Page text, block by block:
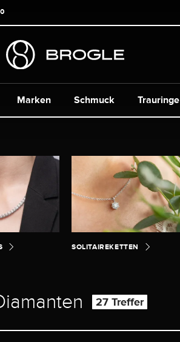
Marken Schmuck Trauringe
SOLITAIREKETTEN
27 Treffer